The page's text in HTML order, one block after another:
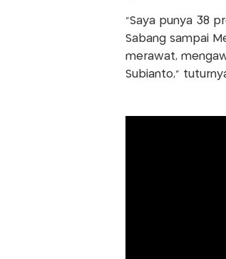
"Saya punya 38
Sabang sampai
merawat,
Subianto,"